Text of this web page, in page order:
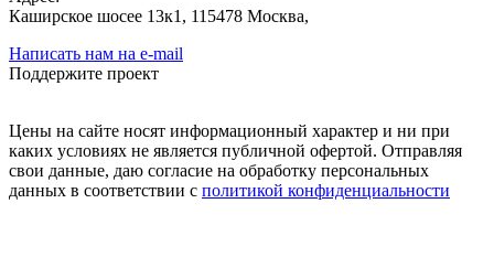
Каширское шосее 13к1, 115478 Москва,
Написать нам на e-mail
Поддержите проект
Цены на сайте носят информационный характер и ни при
каких условиях не является публичной офертой. Отправляя
свои данные, даю согласие на обработку персональных
данных в соответствии с политикой конфиденциальности